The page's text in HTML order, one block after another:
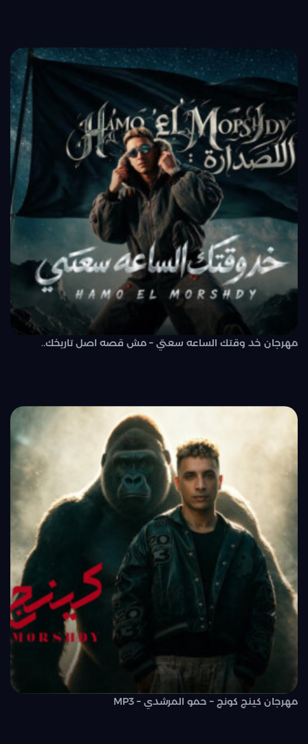
مهرجان خد وقتك الساعه سعتي – مش قصه اصل تاريخك..
مهرجان كينج كونج – حمو المرشدي – MP3